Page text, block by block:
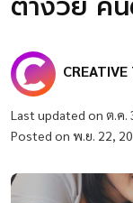
Last updated on ต.ค.
Posted on พ.ย. 22,